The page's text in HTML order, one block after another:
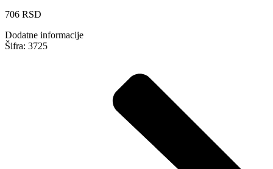
706 RSD
Dodatne informacije
Šifra: 3725